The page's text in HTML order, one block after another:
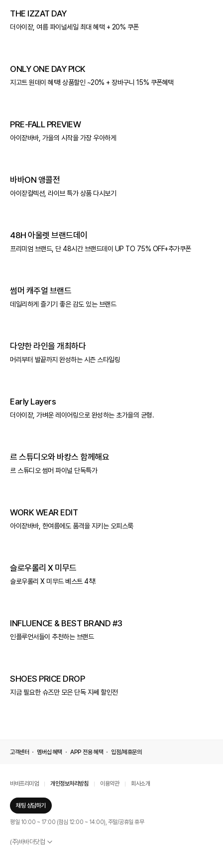
THE IZZAT DAY
더아이잗, 여름 파이널세일 최대 혜택 + 20% 쿠폰
ONLY ONE DAY PICK
지고트 원데이 혜택! 상품할인 ~20% + 장바구니 15% 쿠폰혜택
PRE-FALL PREVIEW
아이잗바바, 가을의 시작을 가장 우아하게
바바ON 앵콜전
아이잗컬렉션, 라이브 특가 상품 다시보기
48H 아울렛 브랜드데이
프리미엄 브랜드, 단 48시간 브랜드데이 UP TO 75% OFF+추가쿠폰
썸머 캐주얼 브랜드
데일리하게 즐기기 좋은 감도 있는 브랜드
다양한 라인을 개최하다
머리부터 발끝까지 완성하는 시즌 스타일링
Early Layers
더아이잗, 가벼운 레이어링으로 완성하는 초가을의 균형.
르 스튜디오와 바캉스 함께해요
르 스튜디오 썸머 파이널 단독특가
WORK WEAR EDIT
아이잗바바, 한여름에도 품격을 지키는 오피스룩
슬로우롤리 X 미무드
슬로우롤리 X 미무드 베스트 4착!
INFLUENCE & BEST BRAND #3
인플루언서들이 추천하는 브랜드
SHOES PRICE DROP
지금 필요한 슈즈만 모은 단독 지쎄 할인전
고객센터 멤버십 혜택 APP 전용 혜택 입점/제휴문의
바바프리미엄 개인정보처리방침 이용약관 회사소개
채팅 상담하기
평일 10:00 ~ 17:00 (점심 12:00 ~ 14:00), 주말/공휴일 휴무
(주)바바더닷컴